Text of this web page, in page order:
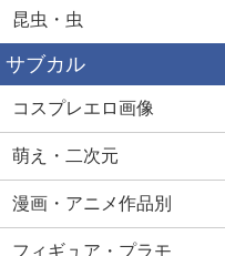
昆虫・虫
サブカル
コスプレエロ画像
萌え・二次元
漫画・アニメ作品別
フィギュア・プラモ